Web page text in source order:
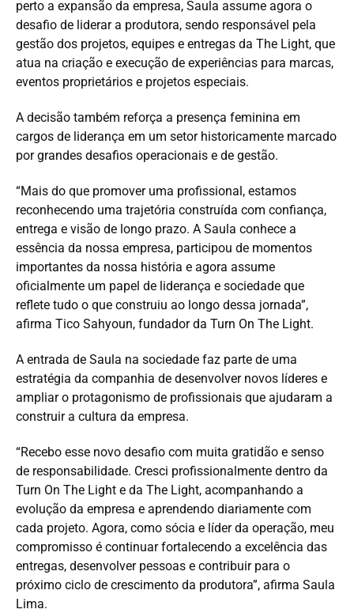
perto a expansão da empresa, Saula assume agora o
desafio de liderar a produtora, sendo responsável pela
gestão dos projetos, equipes e entregas da The Light, que
atua na criação e execução de experiências para marcas,
eventos proprietários e projetos especiais.
A decisão também reforça a presença feminina em
cargos de liderança em um setor historicamente marcado
por grandes desafios operacionais e de gestão.
“Mais do que promover uma profissional, estamos
reconhecendo uma trajetória construída com confiança,
entrega e visão de longo prazo. A Saula conhece a
essência da nossa empresa, participou de momentos
importantes da nossa história e agora assume
oficialmente um papel de liderança e sociedade que
reflete tudo o que construiu ao longo dessa jornada”,
afirma Tico Sahyoun, fundador da Turn On The Light.
A entrada de Saula na sociedade faz parte de uma
estratégia da companhia de desenvolver novos líderes e
ampliar o protagonismo de profissionais que ajudaram a
construir a cultura da empresa.
“Recebo esse novo desafio com muita gratidão e senso
de responsabilidade. Cresci profissionalmente dentro da
Turn On The Light e da The Light, acompanhando a
evolução da empresa e aprendendo diariamente com
cada projeto. Agora, como sócia e líder da operação, meu
compromisso é continuar fortalecendo a excelência das
entregas, desenvolver pessoas e contribuir para o
próximo ciclo de crescimento da produtora”, afirma Saula
Lima.